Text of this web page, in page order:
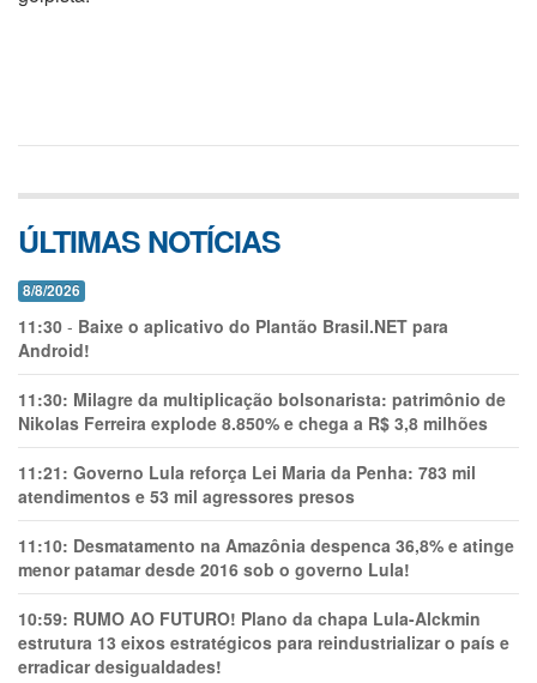
ÚLTIMAS NOTÍCIAS
8/8/2026
11:30 - Baixe o aplicativo do Plantão Brasil.NET para
Android!
11:30: Milagre da multiplicação bolsonarista: patrimônio de
Nikolas Ferreira explode 8.850% e chega a R$ 3,8 milhões
11:21: Governo Lula reforça Lei Maria da Penha: 783 mil
atendimentos e 53 mil agressores presos
11:10: Desmatamento na Amazônia despenca 36,8% e atinge
menor patamar desde 2016 sob o governo Lula!
10:59: RUMO AO FUTURO! Plano da chapa Lula-Alckmin
estrutura 13 eixos estratégicos para reindustrializar o país e
erradicar desigualdades!